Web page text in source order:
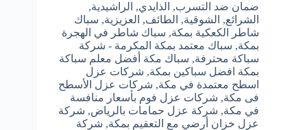
ضمان ضد التسرب, الذايدي, الراشيدية,
الشرائع, الشوقية, الطائف, العزيزية, سباك
شاطر الكعكية بمكة, سباك شاطر في الهجرة
بمكة, سباك معتمد بمكة المكرمة - شركة
سباكة محترفة, سباك مكة أفضل معلم سباكة
بمكة افضل سباكين بمكة, شركات عزل
اسطح معتمدة في مكة, شركات عزل الأسطح
فى مكة, شركات عزل فوم بأسعار منافسة
في مكة, شركة عزل حمامات بالرياض, شركة
عزل خزان أرضي مع التعقيم بمكة, شركة